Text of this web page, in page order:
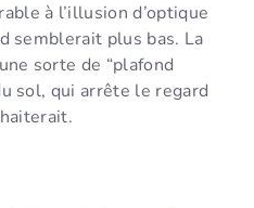
à l’illusion d’optique
semblerait plus bas. La
sorte de “plafond
sol, qui arrête le regard